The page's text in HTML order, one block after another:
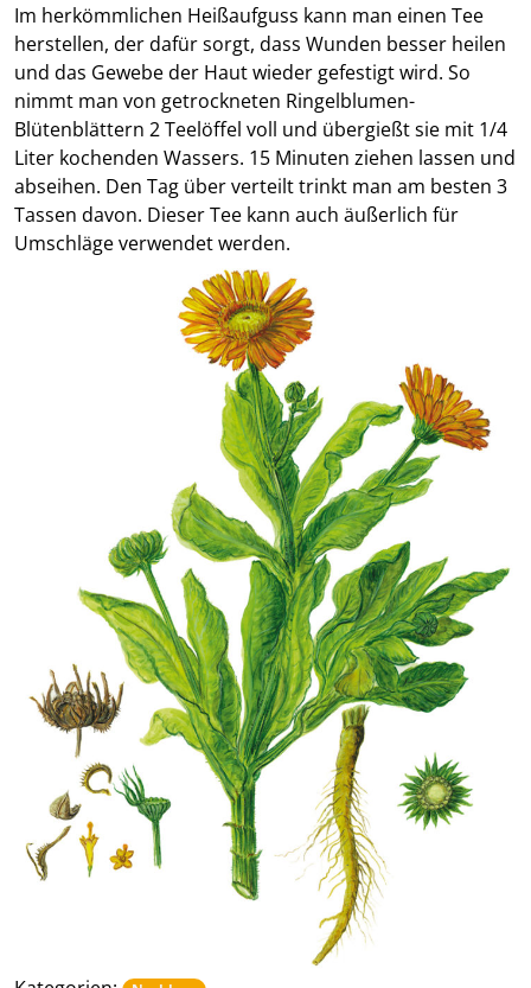
Im herkömmlichen Heißaufguss kann man einen Tee
herstellen, der dafür sorgt, dass Wunden besser heilen
und das Gewebe der Haut wieder gefestigt wird. So
nimmt man von getrockneten Ringelblumen-
Blütenblättern 2 Teelöffel voll und übergießt sie mit 1/4
Liter kochenden Wassers. 15 Minuten ziehen lassen und
abseihen. Den Tag über verteilt trinkt man am besten 3
Tassen davon. Dieser Tee kann auch äußerlich für
Umschläge verwendet werden.